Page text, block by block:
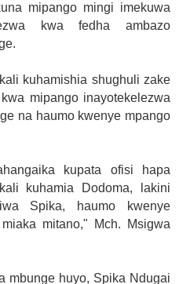
mipango mingi imekuwa
kwa fedha ambazo
kuhamishia shughuli zake
mipango inayotekelezwa
na haumo kwenye mpango
kupata ofisi hapa
kuhamia Dodoma, lakini
Spika, haumo kwenye
mitano," Mch. Msigwa
mbunge huyo, Spika Ndugai